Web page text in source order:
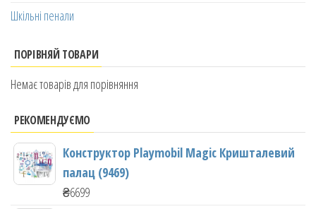
Шкільні пенали
ПОРІВНЯЙ ТОВАРИ
Немає товарів для порівняння
РЕКОМЕНДУЄМО
Конструктор Playmobil Magic Кришталевий
палац (9469)
₴6699